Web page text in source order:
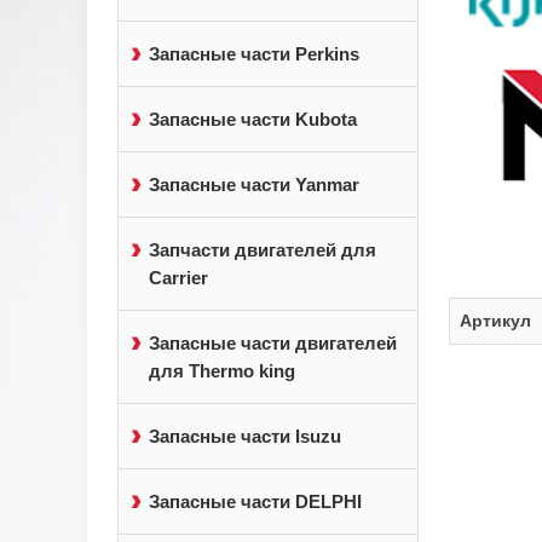
Запасные части Perkins
Запасные части Kubota
Запасные части Yanmar
Запчасти двигателей для
Carrier
Запасные части двигателей
для Thermo king
Запасные части Isuzu
Запасные части DELPHI
Артикул